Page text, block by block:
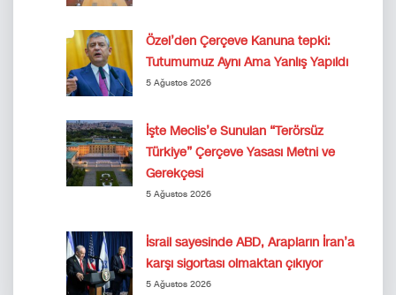
Özel’den Çerçeve Kanuna tepki:
Tutumumuz Aynı Ama Yanlış Yapıldı
5 Ağustos 2026
İşte Meclis’e Sunulan “Terörsüz
Türkiye” Çerçeve Yasası Metni ve
Gerekçesi
5 Ağustos 2026
İsrail sayesinde ABD, Arapların İran’a
karşı sigortası olmaktan çıkıyor
5 Ağustos 2026